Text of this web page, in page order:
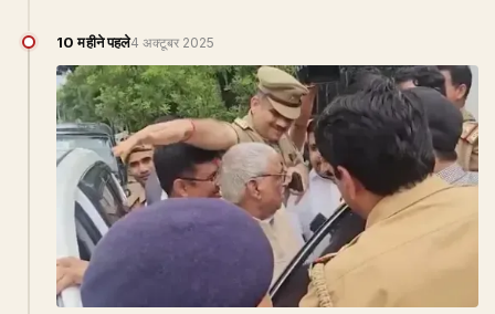
10 महीने पहले4 अक्टूबर 2025